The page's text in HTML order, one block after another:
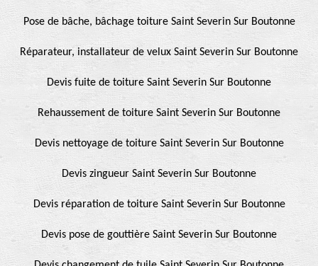
Pose de bâche, bâchage toiture Saint Severin Sur Boutonne
Réparateur, installateur de velux Saint Severin Sur Boutonne
Devis fuite de toiture Saint Severin Sur Boutonne
Rehaussement de toiture Saint Severin Sur Boutonne
Devis nettoyage de toiture Saint Severin Sur Boutonne
Devis zingueur Saint Severin Sur Boutonne
Devis réparation de toiture Saint Severin Sur Boutonne
Devis pose de gouttière Saint Severin Sur Boutonne